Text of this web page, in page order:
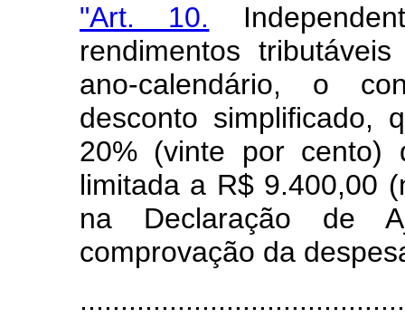
"Art. 10.
rendimentos
ano-calendário, o
desconto simplificado,
20% (vinte por cento)
limitada a R$ 9.400,00
na Declaração de
comprovação da